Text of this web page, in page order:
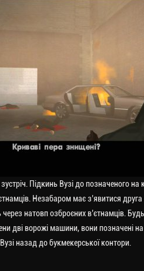
Підкинь Вузі до позначеного
Незабаром має з’явитися
натовп озброєних в’єтнамців.
дві ворожі машини, вони позначені
назад до букмекерської контори.